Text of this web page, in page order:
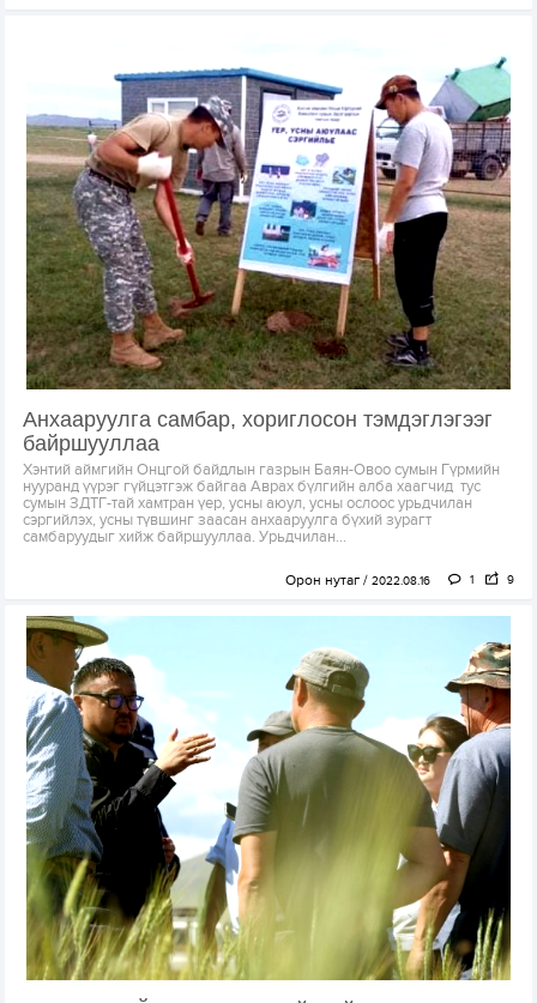
Анхааруулга самбар, хориглосон тэмдэглэгээг
байршууллаа
Хэнтий аймгийн Онцгой байдлын газрын Баян-Овоо сумын Гүрмийн
нууранд үүрэг гүйцэтгэж байгаа Аврах бүлгийн алба хаагчид тус
сумын ЗДТГ-тай хамтран үер, усны аюул, усны ослоос урьдчилан
сэргийлэх, усны түвшинг заасан анхааруулга бүхий зурагт
самбаруудыг хийж байршууллаа. Урьдчилан...
Орон нутаг 2022.08.16 1 9